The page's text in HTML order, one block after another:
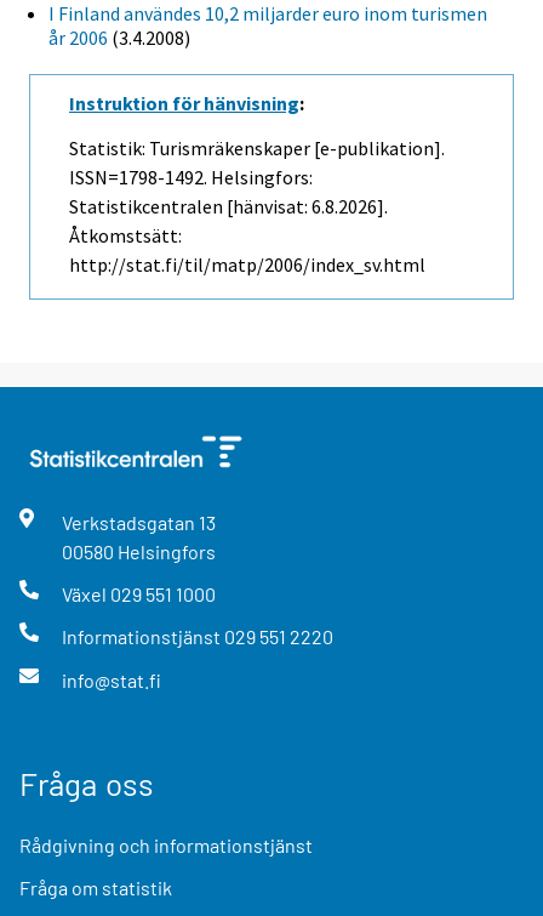
I Finland användes 10,2 miljarder euro inom turismen
år 2006 (3.4.2008)
Instruktion för hänvisning:
Statistik: Turismräkenskaper [e-publikation].
ISSN=1798-1492. Helsingfors:
Statistikcentralen [hänvisat: 6.8.2026].
Åtkomstsätt:
http://stat.fi/til/matp/2006/index_sv.html
Verkstadsgatan 13
00580 Helsingfors
Växel 029 551 1000
Informationstjänst 029 551 2220
info@stat.fi
Fråga oss
Rådgivning och informationstjänst
Fråga om statistik